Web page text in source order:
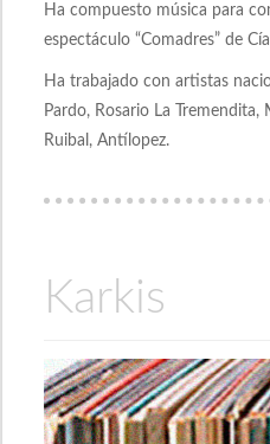
Ha compuesto música para
espectáculo “Comadres” de
Ha trabajado con artistas
Pardo, Rosario La
Ruibal, Antílopez.
Karkis